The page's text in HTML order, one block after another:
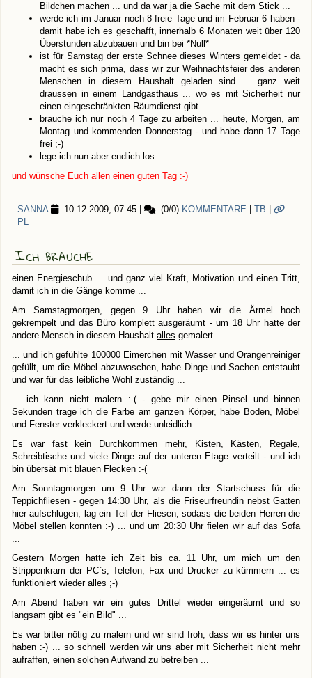
Bildchen machen ... und da war ja die Sache mit dem Stick ...
werde ich im Januar noch 8 freie Tage und im Februar 6 haben -
damit habe ich es geschafft, innerhalb 6 Monaten weit über 120
Überstunden abzubauen und bin bei *Null*
ist für Samstag der erste Schnee dieses Winters gemeldet - da
macht es sich prima, dass wir zur Weihnachtsfeier des anderen
Menschen in diesem Haushalt geladen sind ... ganz weit
draussen in einem Landgasthaus ... wo es mit Sicherheit nur
einen eingeschränkten Räumdienst gibt ...
brauche ich nur noch 4 Tage zu arbeiten ... heute, Morgen, am
Montag und kommenden Donnerstag - und habe dann 17 Tage
frei ;-)
lege ich nun aber endlich los ...
und wünsche Euch allen einen guten Tag :-)
SANNA 10.12.2009, 07.45 (0/0) KOMMENTARE TB
PL
Ich brauche
einen Energieschub ... und ganz viel Kraft, Motivation und einen Tritt,
damit ich in die Gänge komme ...
Am Samstagmorgen, gegen 9 Uhr haben wir die Ärmel hoch
gekrempelt und das Büro komplett ausgeräumt - um 18 Uhr hatte der
andere Mensch in diesem Haushalt alles gemalert ...
... und ich gefühlte 100000 Eimerchen mit Wasser und Orangenreiniger
gefüllt, um die Möbel abzuwaschen, habe Dinge und Sachen entstaubt
und war für das leibliche Wohl zuständig ...
... ich kann nicht malern :-( - gebe mir einen Pinsel und binnen
Sekunden trage ich die Farbe am ganzen Körper, habe Boden, Möbel
und Fenster verkleckert und werde unleidlich ...
Es war fast kein Durchkommen mehr, Kisten, Kästen, Regale,
Schreibtische und viele Dinge auf der unteren Etage verteilt - und ich
bin übersät mit blauen Flecken :-(
Am Sonntagmorgen um 9 Uhr war dann der Startschuss für die
Teppichfliesen - gegen 14:30 Uhr, als die Friseurfreundin nebst Gatten
hier aufschlugen, lag ein Teil der Fliesen, sodass die beiden Herren die
Möbel stellen konnten :-) ... und um 20:30 Uhr fielen wir auf das Sofa
...
Gestern Morgen hatte ich Zeit bis ca. 11 Uhr, um mich um den
Strippenkram der PC`s, Telefon, Fax und Drucker zu kümmern ... es
funktioniert wieder alles ;-)
Am Abend haben wir ein gutes Drittel wieder eingeräumt und so
langsam gibt es "ein Bild" ...
Es war bitter nötig zu malern und wir sind froh, dass wir es hinter uns
haben :-) ... so schnell werden wir uns aber mit Sicherheit nicht mehr
aufraffen, einen solchen Aufwand zu betreiben ...